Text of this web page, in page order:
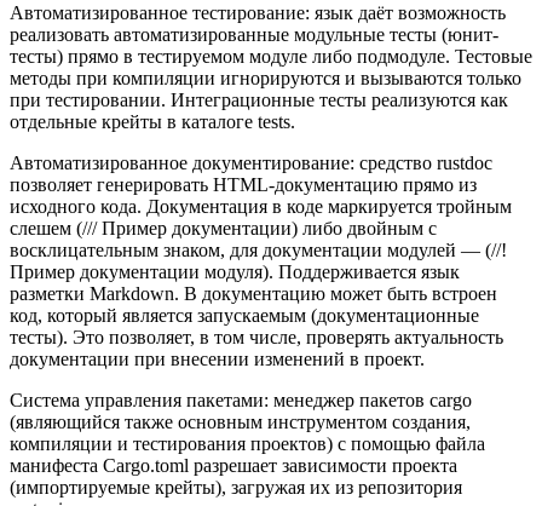
Автоматизированное тестирование: язык даёт возможность
реализовать автоматизированные модульные тесты (юнит-
тесты) прямо в тестируемом модуле либо подмодуле. Тестовые
методы при компиляции игнорируются и вызываются только
при тестировании. Интеграционные тесты реализуются как
отдельные крейты в каталоге tests.
Автоматизированное документирование: средство rustdoc
позволяет генерировать HTML-документацию прямо из
исходного кода. Документация в коде маркируется тройным
слешем (/// Пример документации) либо двойным с
восклицательным знаком, для документации модулей — (//!
Пример документации модуля). Поддерживается язык
разметки Markdown. В документацию может быть встроен
код, который является запускаемым (документационные
тесты). Это позволяет, в том числе, проверять актуальность
документации при внесении изменений в проект.
Система управления пакетами: менеджер пакетов cargo
(являющийся также основным инструментом создания,
компиляции и тестирования проектов) с помощью файла
манифеста Cargo.toml разрешает зависимости проекта
(импортируемые крейты), загружая их из репозитория